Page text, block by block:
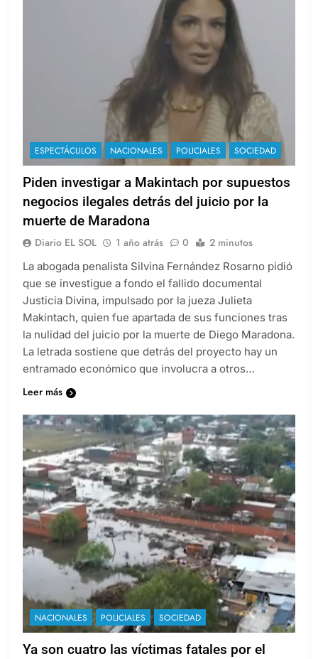
ESPECTÁCULOS NACIONALES POLICIALES SOCIEDAD
Piden investigar a Makintach por supuestos
negocios ilegales detrás del juicio por la
muerte de Maradona
Diario EL SOL 1 año atrás 0 2 minutos
La abogada penalista Silvina Fernández Rosarno pidió
que se investigue a fondo el fallido documental
Justicia Divina, impulsado por la jueza Julieta
Makintach, quien fue apartada de sus funciones tras
la nulidad del juicio por la muerte de Diego Maradona.
La letrada sostiene que detrás del proyecto hay un
entramado económico que involucra a otros…
Leer más
NACIONALES POLICIALES SOCIEDAD
Ya son cuatro las víctimas fatales por el